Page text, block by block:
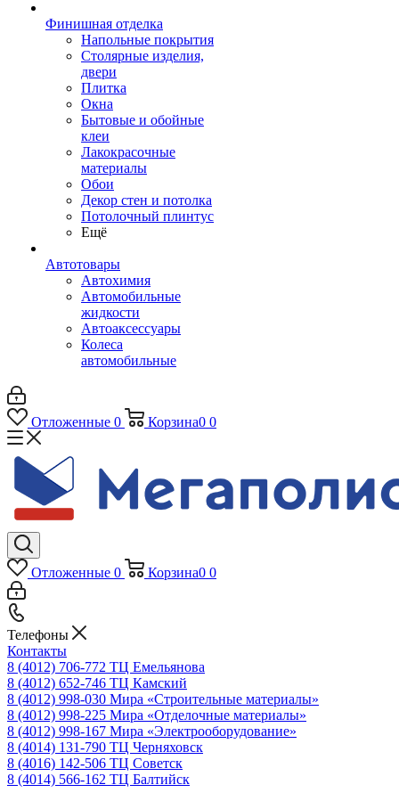
Финишная отделка
Напольные покрытия
Столярные изделия,
двери
Плитка
Окна
Бытовые и обойные
клеи
Лакокрасочные
материалы
Обои
Декор стен и потолка
Потолочный плинтус
Ещё
Автотовары
Автохимия
Автомобильные
жидкости
Автоаксессуары
Колеса
автомобильные
Отложенные 0 Корзина0 0
Отложенные 0 Корзина0 0
Телефоны
Контакты
8 (4012) 706-772 ТЦ Емельянова
8 (4012) 652-746 ТЦ Камский
8 (4012) 998-030 Мира «Строительные материалы»
8 (4012) 998-225 Мира «Отделочные материалы»
8 (4012) 998-167 Мира «Электрооборудование»
8 (4014) 131-790 ТЦ Черняховск
8 (4016) 142-506 ТЦ Советск
8 (4014) 566-162 ТЦ Балтийск